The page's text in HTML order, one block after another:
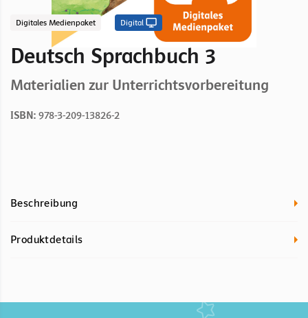
Digitales Medienpaket Digital
Deutsch Sprachbuch 3
Materialien zur Unterrichtsvorbereitung
ISBN: 978-3-209-13826-2
Beschreibung
Produktdetails